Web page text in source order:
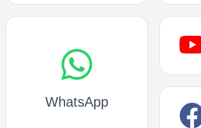
WhatsApp